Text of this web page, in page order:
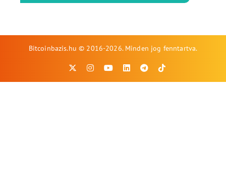
Bitcoinbazis.hu © 2016-2026. Minden jog fenntartva.